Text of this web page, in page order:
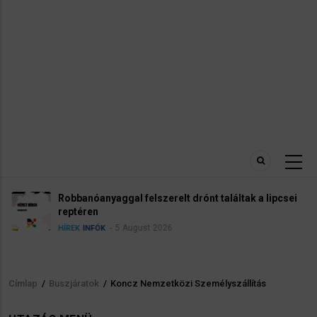
Robbanóanyaggal felszerelt drónt találtak a lipcsei
reptéren
HÍREK INFÓK 5 August 2026
Morzsa
Címlap / Buszjáratok / Koncz Nemzetközi Személyszállítás